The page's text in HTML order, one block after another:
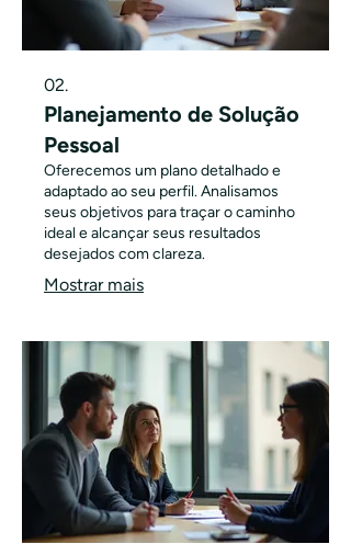
02.
Planejamento de Solução
Pessoal
Oferecemos um plano detalhado e
adaptado ao seu perfil. Analisamos
seus objetivos para traçar o caminho
ideal e alcançar seus resultados
desejados com clareza.
Mostrar mais